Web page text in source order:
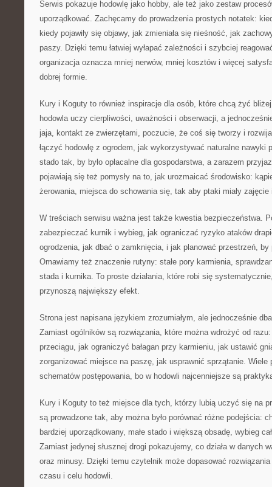
Serwis pokazuje hodowlę jako hobby, ale też jako zestaw
uporządkować. Zachęcamy do prowadzenia prostych notatek:
kiedy pojawiły się objawy, jak zmieniała się nieśność, jak
paszy. Dzięki temu łatwiej wyłapać zależności i szybciej
organizacja oznacza mniej nerwów, mniej kosztów i więcej
dobrej formie.
Kury i Koguty to również inspiracje dla osób, które chcą żyć
hodowla uczy cierpliwości, uważności i obserwacji, a
jaja, kontakt ze zwierzętami, poczucie, że coś się tworzy i
łączyć hodowlę z ogrodem, jak wykorzystywać naturalne nawyki
stado tak, by było opłacalne dla gospodarstwa, a zarazem
pojawiają się też pomysły na to, jak urozmaicać środowisko:
żerowania, miejsca do schowania się, tak aby ptaki miały zajęcie
W treściach serwisu ważna jest także kwestia bezpieczeństwa.
zabezpieczać kurnik i wybieg, jak ograniczać ryzyko ataków
ogrodzenia, jak dbać o zamknięcia, i jak planować przestrzeń, by
Omawiamy też znaczenie rutyny: stałe pory karmienia,
stada i kurnika. To proste działania, które robi się
przynoszą największy efekt.
Strona jest napisana językiem zrozumiałym, ale jednocześnie
Zamiast ogólników są rozwiązania, które można wdrożyć od
przeciągu, jak ograniczyć bałagan przy karmieniu, jak ustawić
zorganizować miejsce na paszę, jak usprawnić sprzątanie. Wiele
schematów postępowania, bo w hodowli najcenniejsze są
Kury i Koguty to też miejsce dla tych, którzy lubią uczyć się na
są prowadzone tak, aby można było porównać różne podejścia:
bardziej uporządkowany, małe stado i większą obsadę, wybieg
Zamiast jedynej słusznej drogi pokazujemy, co działa w danych
oraz minusy. Dzięki temu czytelnik może dopasować
czasu i celu hodowli.